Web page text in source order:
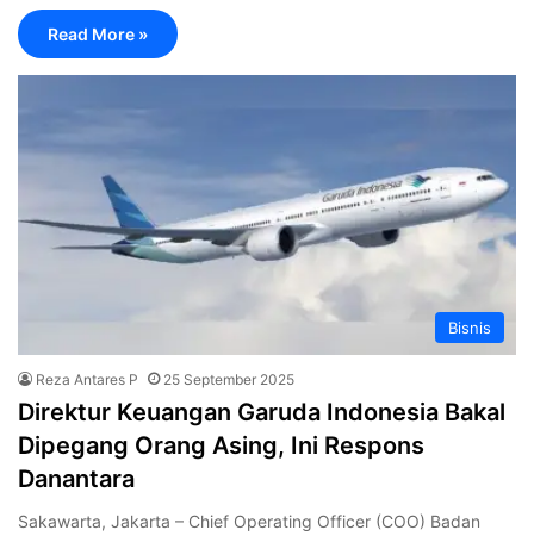
Read More »
Bisnis
Reza Antares P 25 September 2025
Direktur Keuangan Garuda Indonesia Bakal
Dipegang Orang Asing, Ini Respons
Danantara
Sakawarta, Jakarta – Chief Operating Officer (COO) Badan